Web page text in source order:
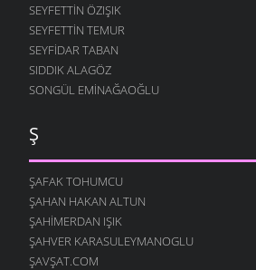
SEYFETTIN ÖZIŞIK
SEYFETTIN TEMUR
SEYFIDAR TABAN
SIDDIK ALAGÖZ
SONGÜL EMINAĞAOĞLU
Ş
ŞAFAK TOHUMCU
ŞAHAN HAKAN ALTUN
ŞAHIMERDAN IŞIK
ŞAHVER KARASULEYMANOGLU
ŞAVŞAT.COM